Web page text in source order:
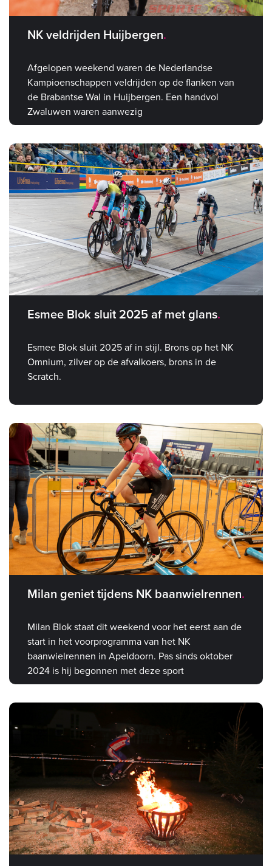
NK veldrijden Huijbergen
Afgelopen weekend waren de Nederlandse
Kampioenschappen veldrijden op de flanken van
de Brabantse Wal in Huijbergen. Een handvol
Zwaluwen waren aanwezig
Esmee Blok sluit 2025 af met glans
Esmee Blok sluit 2025 af in stijl. Brons op het NK
Omnium, zilver op de afvalkoers, brons in de
Scratch.
Milan geniet tijdens NK baanwielrennen
Milan Blok staat dit weekend voor het eerst aan de
start in het voorprogramma van het NK
baanwielrennen in Apeldoorn. Pas sinds oktober
2024 is hij begonnen met deze sport